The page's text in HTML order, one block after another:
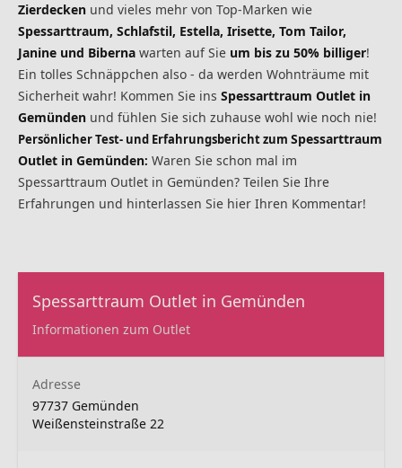
Zierdecken und vieles mehr von Top-Marken wie
Spessarttraum, Schlafstil, Estella, Irisette, Tom Tailor,
Janine und Biberna warten auf Sie um bis zu 50% billiger!
Ein tolles Schnäppchen also - da werden Wohnträume mit
Sicherheit wahr! Kommen Sie ins Spessarttraum Outlet in
Gemünden und fühlen Sie sich zuhause wohl wie noch nie!
Persönlicher Test- und Erfahrungsbericht zum Spessarttraum
Outlet in Gemünden: Waren Sie schon mal im
Spessarttraum Outlet in Gemünden? Teilen Sie Ihre
Erfahrungen und hinterlassen Sie hier Ihren Kommentar!
Spessarttraum Outlet in Gemünden
Informationen zum Outlet
Adresse
97737 Gemünden
Weißensteinstraße 22